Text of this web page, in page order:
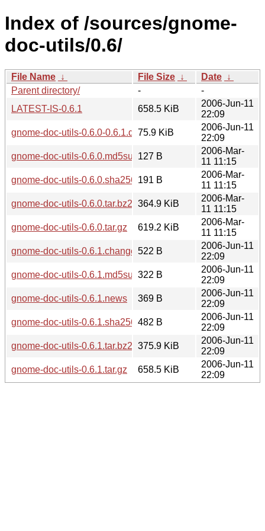
Index of /sources/gnome-
doc-utils/0.6/
File Name ↓ File Size ↓ Date ↓
Parent directory/
-
-
LATEST-IS-0.6.1
658.5 KiB
2006-Jun-11
22:09
gnome-doc-utils-0.6.0-0.6.1.diff.gz75.9 KiB
2006-Jun-11
22:09
gnome-doc-utils-0.6.0.md5sum127 B
2006-Mar-
11 11:15
gnome-doc-utils-0.6.0.sha256sum
191 B
2006-Mar-
11 11:15
gnome-doc-utils-0.6.0.tar.bz2 364.9 KiB
2006-Mar-
11 11:15
gnome-doc-utils-0.6.0.tar.gz
619.2 KiB
2006-Mar-
11 11:15
gnome-doc-utils-0.6.1.changes522 B
2006-Jun-11
22:09
gnome-doc-utils-0.6.1.md5sum322 B
2006-Jun-11
22:09
gnome-doc-utils-0.6.1.news
369 B
2006-Jun-11
22:09
gnome-doc-utils-0.6.1.sha256sum
482 B
2006-Jun-11
22:09
gnome-doc-utils-0.6.1.tar.bz2 375.9 KiB
2006-Jun-11
22:09
gnome-doc-utils-0.6.1.tar.gz
658.5 KiB
2006-Jun-11
22:09